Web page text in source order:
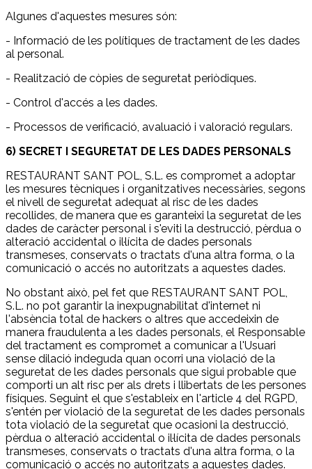
Algunes d'aquestes mesures són:
- Informació de les polítiques de tractament de les dades
al personal.
- Realització de còpies de seguretat periòdiques.
- Control d'accés a les dades.
- Processos de verificació, avaluació i valoració regulars.
6) SECRET I SEGURETAT DE LES DADES PERSONALS
RESTAURANT SANT POL, S.L. es compromet a adoptar
les mesures tècniques i organitzatives necessàries, segons
el nivell de seguretat adequat al risc de les dades
recollides, de manera que es garanteixi la seguretat de les
dades de caràcter personal i s'eviti la destrucció, pèrdua o
alteració accidental o il·lícita de dades personals
transmeses, conservats o tractats d'una altra forma, o la
comunicació o accés no autoritzats a aquestes dades.
No obstant això, pel fet que RESTAURANT SANT POL,
S.L. no pot garantir la inexpugnabilitat d'internet ni
l'absència total de hackers o altres que accedeixin de
manera fraudulenta a les dades personals, el Responsable
del tractament es compromet a comunicar a l'Usuari
sense dilació indeguda quan ocorri una violació de la
seguretat de les dades personals que sigui probable que
comporti un alt risc per als drets i llibertats de les persones
físiques. Seguint el que s'estableix en l'article 4 del RGPD,
s'entén per violació de la seguretat de les dades personals
tota violació de la seguretat que ocasioni la destrucció,
pèrdua o alteració accidental o il·lícita de dades personals
transmeses, conservats o tractats d'una altra forma, o la
comunicació o accés no autoritzats a aquestes dades.